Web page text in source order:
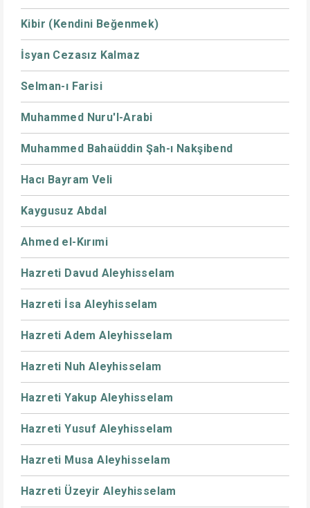
Kibir (Kendini Beğenmek)
İsyan Cezasız Kalmaz
Selman-ı Farisi
Muhammed Nuru'l-Arabi
Muhammed Bahaüddin Şah-ı Nakşibend
Hacı Bayram Veli
Kaygusuz Abdal
Ahmed el-Kırımi
Hazreti Davud Aleyhisselam
Hazreti İsa Aleyhisselam
Hazreti Adem Aleyhisselam
Hazreti Nuh Aleyhisselam
Hazreti Yakup Aleyhisselam
Hazreti Yusuf Aleyhisselam
Hazreti Musa Aleyhisselam
Hazreti Üzeyir Aleyhisselam